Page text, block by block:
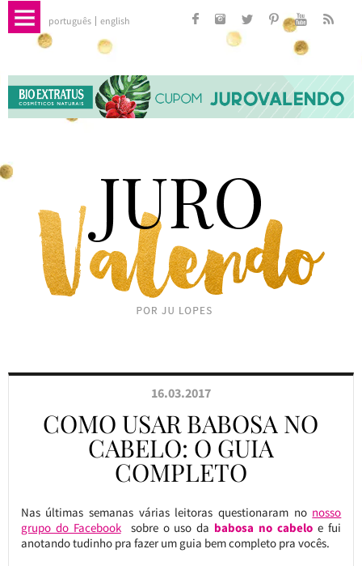
português english
16.03.2017
COMO USAR BABOSA NO
CABELO: O GUIA
COMPLETO
Nas últimas semanas várias leitoras questionaram no nosso
grupo do Facebooksobre o uso da babosa no cabelo e fui
anotando tudinho pra fazer um guia bem completo pra vocês.